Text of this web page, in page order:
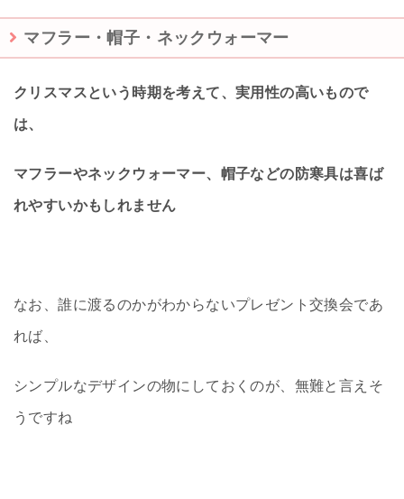
マフラー・帽子・ネックウォーマー
クリスマスという時期を考えて、実用性の高いもので
は、
マフラーやネックウォーマー、帽子などの防寒具は喜ば
れやすいかもしれません
なお、誰に渡るのかがわからないプレゼント交換会であ
れば、
シンプルなデザインの物にしておくのが、無難と言えそ
うですね